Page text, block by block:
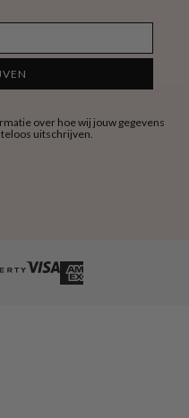
over hoe wij jouw gegevens
uitschrijven.